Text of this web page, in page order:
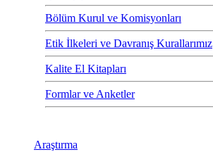
Bölüm Kurul ve Komisyonları
Etik İlkeleri ve Davranış Kurallarımız
Kalite El Kitapları
Formlar ve Anketler
Araştırma